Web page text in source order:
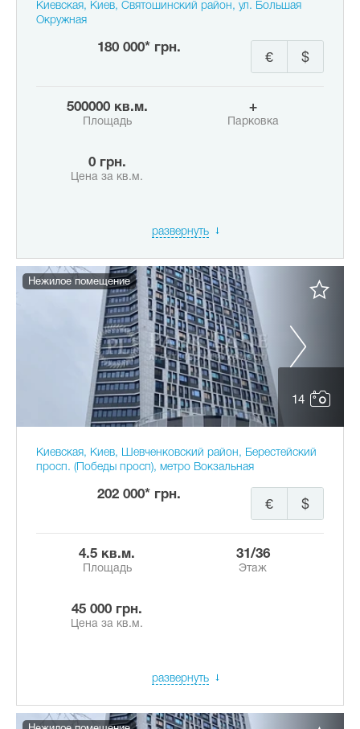
Киевская, Киев, Святошинский район, ул. Большая
Окружная
180 000* грн.
$
€
500000 кв.м.
Площадь
+
Парковка
0 грн.
Цена за кв.м.
развернуть
14
Нежилое помещение
Киевская, Киев, Шевченковский район, Берестейский
просп. (Победы просп), метро Вокзальная
202 000* грн.
$
€
4.5 кв.м.
Площадь
31/36
Этаж
45 000 грн.
Цена за кв.м.
развернуть